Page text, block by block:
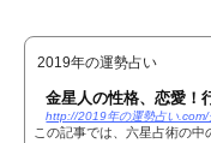
2019年の運勢占い
金星人の性格、恋愛！
http://2019年の運勢占い
この記事では、六星占術の